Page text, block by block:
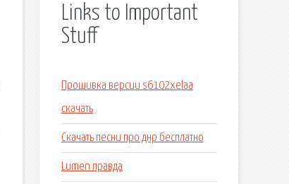
Links to Important
Stuff
Прошивка версии s6102xelaa
скачать
Скачать песни про днр бесплатно
Lumen правда